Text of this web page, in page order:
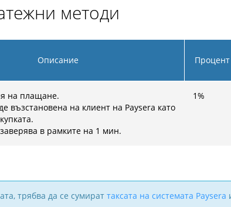
методи
Описание Процент
на плащане.
възстановена на клиент на Paysera като
в рамките на 1 мин.
1%
трябва да се сумират таксата на системата Paysera